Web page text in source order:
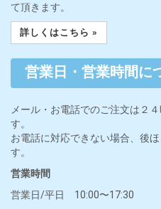
て頂きます。
詳しくはこちら »
営業日・営業時間に
メール・お電話でのご注文は２
す。
お電話に対応できない場合、後
す。
営業時間
営業日/平日 10:00〜17:30